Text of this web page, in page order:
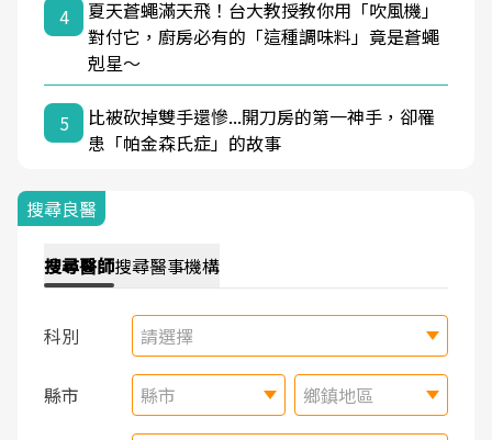
4
夏天蒼蠅滿天飛！台大教授教你用「吹風機」
對付它，廚房必有的「這種調味料」竟是蒼蠅
剋星～
5
比被砍掉雙手還慘...開刀房的第一神手，卻罹
患「帕金森氏症」的故事
搜尋良醫
搜尋醫師搜尋醫事機構
科別 請選擇
縣市 縣市 鄉鎮地區